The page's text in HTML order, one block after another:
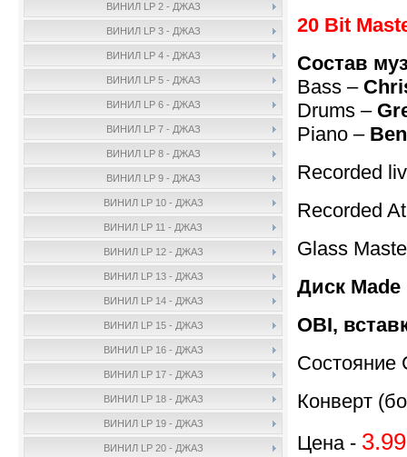
ВИНИЛ LP 2 - ДЖАЗ
ВИНИЛ LP 3 - ДЖАЗ
ВИНИЛ LP 4 - ДЖАЗ
ВИНИЛ LP 5 - ДЖАЗ
ВИНИЛ LP 6 - ДЖАЗ
ВИНИЛ LP 7 - ДЖАЗ
ВИНИЛ LP 8 - ДЖАЗ
ВИНИЛ LP 9 - ДЖАЗ
ВИНИЛ LP 10 - ДЖАЗ
ВИНИЛ LP 11 - ДЖАЗ
ВИНИЛ LP 12 - ДЖАЗ
ВИНИЛ LP 13 - ДЖАЗ
ВИНИЛ LP 14 - ДЖАЗ
ВИНИЛ LP 15 - ДЖАЗ
ВИНИЛ LP 16 - ДЖАЗ
ВИНИЛ LP 17 - ДЖАЗ
ВИНИЛ LP 18 - ДЖАЗ
ВИНИЛ LP 19 - ДЖАЗ
ВИНИЛ LP 20 - ДЖАЗ
20 Bit
Состав
Bass –
Drums –
Piano –
Recorded
Recorded
Glass
Диск Made
OBI,
Состояние
Конверт
Цена -